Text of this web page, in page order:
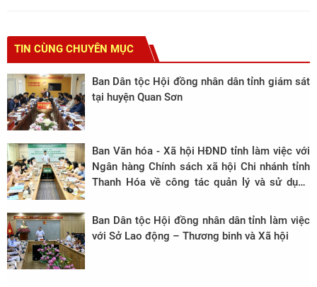
TIN CÙNG CHUYÊN MỤC
Ban Dân tộc Hội đồng nhân dân tỉnh giám sát
tại huyện Quan Sơn
Ban Văn hóa - Xã hội HĐND tỉnh làm việc với
Ngân hàng Chính sách xã hội Chi nhánh tỉnh
Thanh Hóa về công tác quản lý và sử dụng
bàn tỉnh, giai đoạn 2020 - 2022
Ban Dân tộc Hội đồng nhân dân tỉnh làm việc
với Sở Lao động – Thương binh và Xã hội